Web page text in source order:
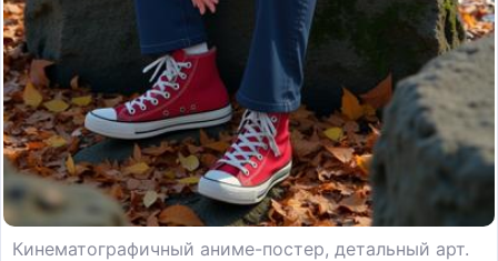
Кинематографичный аниме-постер, детальный арт.